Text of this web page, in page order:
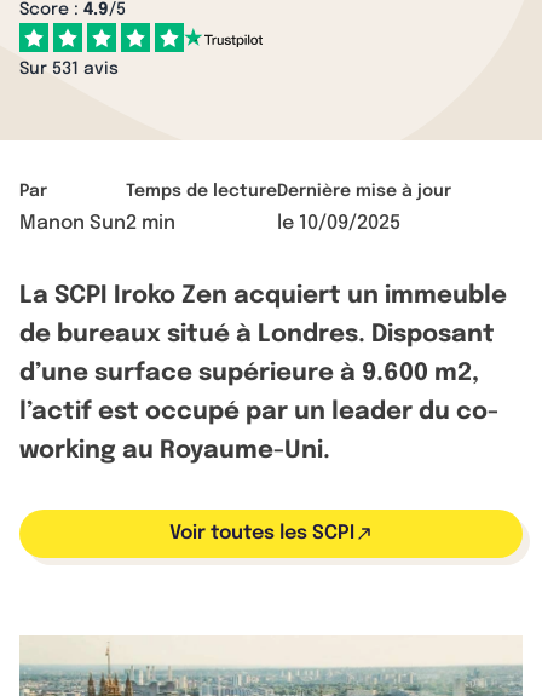
Score : 4.9/5
Sur 531 avis
Par
Manon Sun
Temps de lecture
2 min
Dernière mise à jour
le 10/09/2025
La SCPI Iroko Zen acquiert un immeuble
de bureaux situé à Londres. Disposant
d’une surface supérieure à 9.600 m2,
l’actif est occupé par un leader du co-
working au Royaume-Uni.
Voir toutes les SCPI